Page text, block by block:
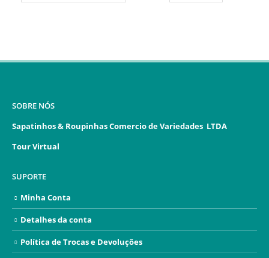
SOBRE NÓS
Sapatinhos & Roupinhas Comercio de Variedades LTDA
Tour Virtual
SUPORTE
Minha Conta
Detalhes da conta
Política de Trocas e Devoluções